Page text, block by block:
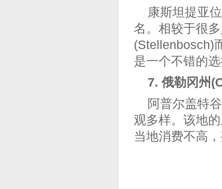
康斯坦提亚
名。相较于很
(Stellenbosch)
是一个不错的
7. 俄勒冈州
阿普尔盖特
观多样。该地
当地消费不高